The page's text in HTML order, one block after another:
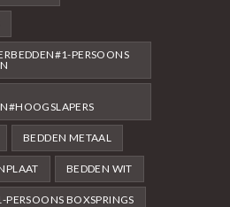
PERSOONS
BEDDEN METAAL
BEDDEN WIT
PERSOONS BOXSPRINGS